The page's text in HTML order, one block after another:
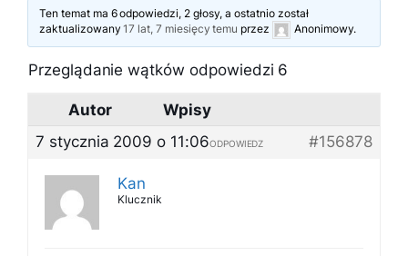
Ten temat ma 6 odpowiedzi, 2 głosy, a ostatnio został
zaktualizowany17 lat, 7 miesięcy temu przez Anonimowy.
Przeglądanie wątków odpowiedzi 6
Autor
Wpisy
7 stycznia 2009 o 11:06
#156878
ODPOWIEDZ
Kan
Klucznik